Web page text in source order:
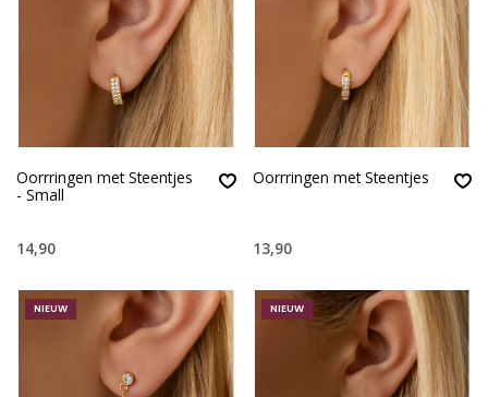
Oorrringen met Steentjes
- Small
14,90
Oorrringen met Steentjes
13,90
NIEUW NIEUW